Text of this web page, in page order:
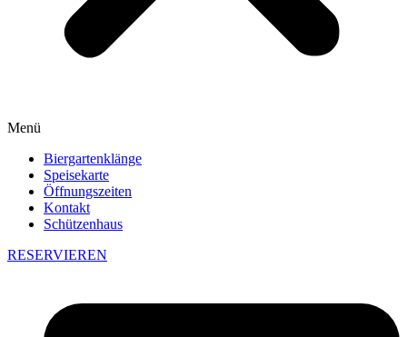
Menü
Biergartenklänge
Speisekarte
Öffnungszeiten
Kontakt
Schützenhaus
RESERVIEREN